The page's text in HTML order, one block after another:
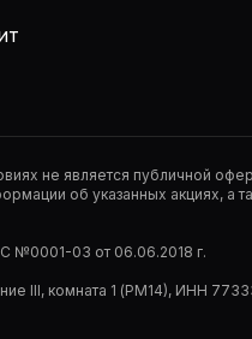
не является публичной
об указанных акциях, а
№0001-03 от 06.06.2018 г.
III, комната 1 (РМ14), ИНН